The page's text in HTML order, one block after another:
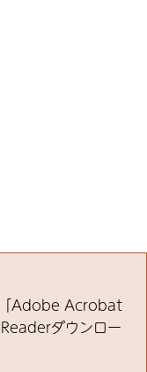
「Adobe Acrobat
ダウンロー